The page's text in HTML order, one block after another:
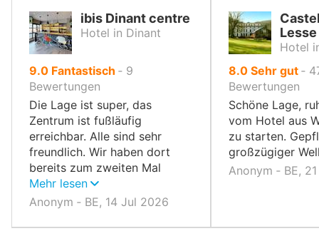
ibis Dinant centre
Hotel in Dinant
9.0von
10,
Fantastisch ‐ 9
Bewertungen
Die Lage ist super, das
Zentrum ist fußläufig
erreichbar. Alle sind sehr
freundlich. Wir haben dort
bereits zum zweiten Mal
gebucht und kommen auf
jeden Fall wieder.
Mehr lesen
Anonym ‐ BE, 14 Jul 2026
Lesse
Hotel
8.0von
10,
Sehr gut ‐
Bewertungen
Schöne Lage,
vom Hotel aus
zu starten.
großzügiger
Anonym ‐ BE,